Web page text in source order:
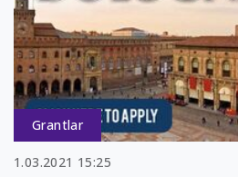
Grantlar
1.03.2021 15:25